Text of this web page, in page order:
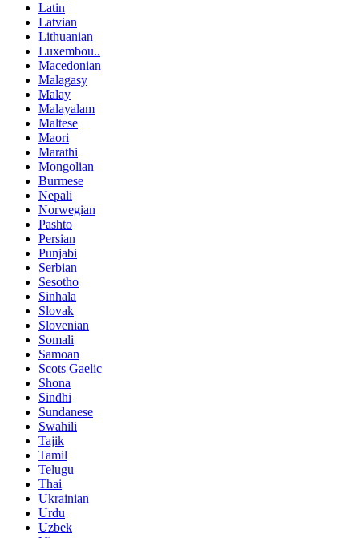
Latin
Latvian
Lithuanian
Luxembou..
Macedonian
Malagasy
Malay
Malayalam
Maltese
Maori
Marathi
Mongolian
Burmese
Nepali
Norwegian
Pashto
Persian
Punjabi
Serbian
Sesotho
Sinhala
Slovak
Slovenian
Somali
Samoan
Scots Gaelic
Shona
Sindhi
Sundanese
Swahili
Tajik
Tamil
Telugu
Thai
Ukrainian
Urdu
Uzbek